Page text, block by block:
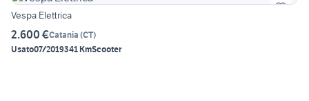
Vespa Elettrica
2.600 €Catania (CT)
Usato07/2019341 KmScooter